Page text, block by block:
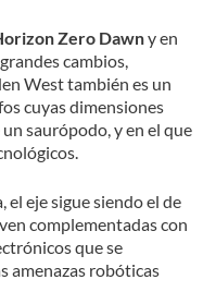
Zero Dawny en
cambios,
West también es un
cuyas dimensiones
saurópodo, y en el que
el eje sigue siendo el de
complementadas con
que se
amenazas robóticas